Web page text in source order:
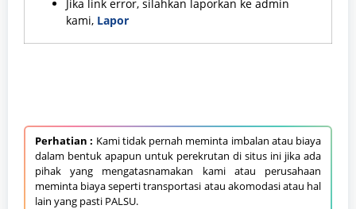
Jika link error, silahkan laporkan ke admin
kami, Lapor
Perhatian : Kami tidak pernah meminta imbalan atau biaya
dalam bentuk apapun untuk perekrutan di situs ini jika ada
pihak yang mengatasnamakan kami atau perusahaan
meminta biaya seperti transportasi atau akomodasi atau hal
lain yang pasti PALSU.